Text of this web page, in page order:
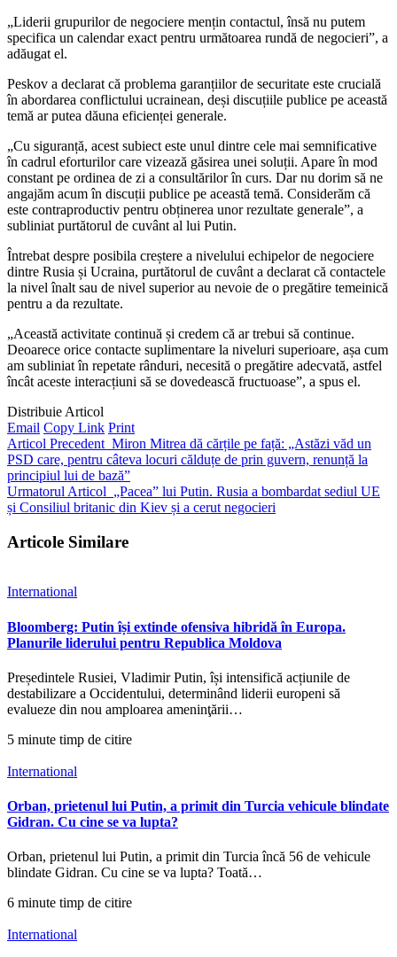
„Liderii grupurilor de negociere mențin contactul, însă nu putem
specifica un calendar exact pentru următoarea rundă de negocieri”, a
adăugat el.
Peskov a declarat că problema garanțiilor de securitate este crucială
în abordarea conflictului ucrainean, deși discuțiile publice pe această
temă ar putea dăuna eficienței generale.
„Cu siguranță, acest subiect este unul dintre cele mai semnificative
în cadrul eforturilor care vizează găsirea unei soluții. Apare în mod
constant pe ordinea de zi a consultărilor în curs. Dar nu dorim să ne
angajăm acum în discuții publice pe această temă. Considerăm că
este contraproductiv pentru obținerea unor rezultate generale”, a
subliniat purtătorul de cuvânt al lui Putin.
Întrebat despre posibila creștere a nivelului echipelor de negociere
dintre Rusia și Ucraina, purtătorul de cuvânt a declarat că contactele
la nivel înalt sau de nivel superior au nevoie de o pregătire temeinică
pentru a da rezultate.
„Această activitate continuă și credem că ar trebui să continue.
Deoarece orice contacte suplimentare la niveluri superioare, așa cum
am subliniat în repetate rânduri, necesită o pregătire adecvată, astfel
încât aceste interacțiuni să se dovedească fructuoase”, a spus el.
Distribuie Articol
Email Copy Link Print
Articol Precedent Miron Mitrea dă cărțile pe față: „Astăzi văd un
PSD care, pentru câteva locuri călduțe de prin guvern, renunță la
principiul lui de bază”
Urmatorul Articol „Pacea” lui Putin. Rusia a bombardat sediul UE
și Consiliul britanic din Kiev și a cerut negocieri
Articole Similare
International
Bloomberg: Putin își extinde ofensiva hibridă în Europa.
Planurile liderului pentru Republica Moldova
Președintele Rusiei, Vladimir Putin, își intensifică acțiunile de
destabilizare a Occidentului, determinând liderii europeni să
evalueze din nou amploarea ameninţării…
5 minute timp de citire
International
Orban, prietenul lui Putin, a primit din Turcia vehicule blindate
Gidran. Cu cine se va lupta?
Orban, prietenul lui Putin, a primit din Turcia încă 56 de vehicule
blindate Gidran. Cu cine se va lupta? Toată…
6 minute timp de citire
International